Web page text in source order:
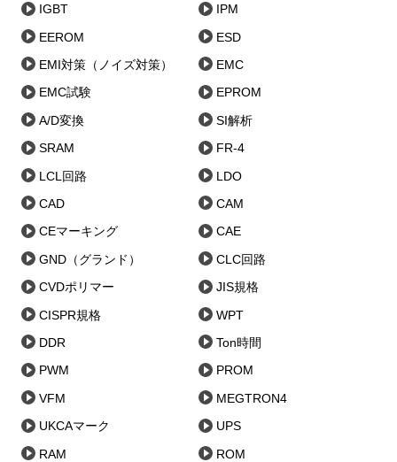
IGBT IPM
EEROM ESD
EMI対策（ノイズ対策） EMC
EMC試験 EPROM
A/D変換 SI解析
SRAM FR-4
LCL回路 LDO
CAD CAM
CEマーキング CAE
GND（グランド） CLC回路
CVDポリマー JIS規格
CISPR規格 WPT
DDR Ton時間
PWM PROM
VFM MEGTRON4
UKCAマーク UPS
RAM ROM